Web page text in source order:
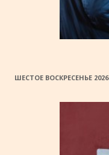
ШЕСТОЕ ВОСКРЕСЕНЬЕ 2026